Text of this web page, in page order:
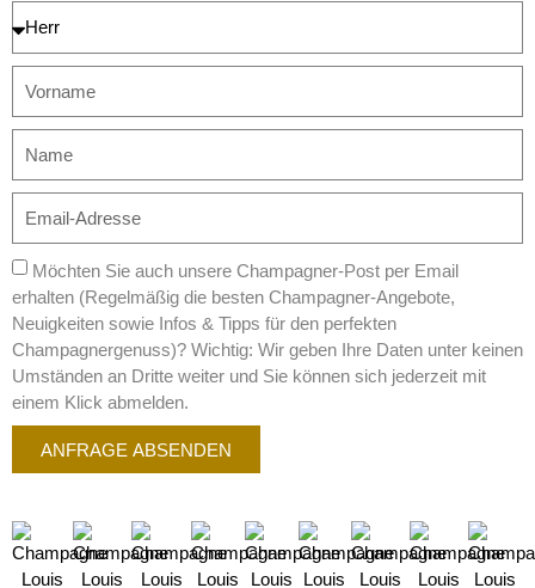
Möchten Sie auch unsere Champagner-Post per Email
erhalten (Regelmäßig die besten Champagner-Angebote,
Neuigkeiten sowie Infos & Tipps für den perfekten
Champagnergenuss)? Wichtig: Wir geben Ihre Daten unter keinen
Umständen an Dritte weiter und Sie können sich jederzeit mit
einem Klick abmelden.
ANFRAGE ABSENDEN